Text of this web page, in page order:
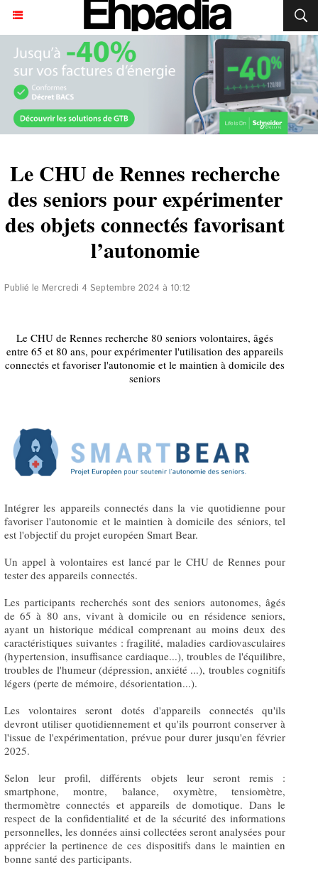
Le CHU de Rennes recherche
des seniors pour expérimenter
des objets connectés favorisant
l’autonomie
Publié le Mercredi 4 Septembre 2024 à 10:12
Le CHU de Rennes recherche 80 seniors volontaires, âgés
entre 65 et 80 ans, pour expérimenter l'utilisation des appareils
connectés et favoriser l'autonomie et le maintien à domicile des
seniors
Intégrer les appareils connectés dans la vie quotidienne pour
favoriser l'autonomie et le maintien à domicile des séniors, tel
est l'objectif du projet européen Smart Bear.
Un appel à volontaires est lancé par le CHU de Rennes pour
tester des appareils connectés.
Les participants recherchés sont des seniors autonomes, âgés
de 65 à 80 ans, vivant à domicile ou en résidence seniors,
ayant un historique médical comprenant au moins deux des
caractéristiques suivantes : fragilité, maladies cardiovasculaires
(hypertension, insuffisance cardiaque...), troubles de l'équilibre,
troubles de l'humeur (dépression, anxiété ...), troubles cognitifs
légers (perte de mémoire, désorientation...).
Les volontaires seront dotés d'appareils connectés qu'ils
devront utiliser quotidiennement et qu'ils pourront conserver à
l'issue de l'expérimentation, prévue pour durer jusqu'en février
2025.
Selon leur profil, différents objets leur seront remis :
smartphone, montre, balance, oxymètre, tensiomètre,
thermomètre connectés et appareils de domotique. Dans le
respect de la confidentialité et de la sécurité des informations
personnelles, les données ainsi collectées seront analysées pour
apprécier la pertinence de ces dispositifs dans le maintien en
bonne santé des participants.